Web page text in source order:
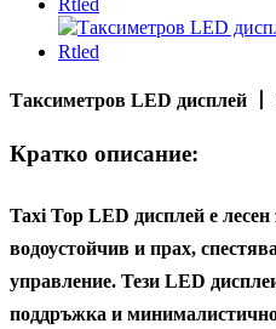
Таксиметров LED дисплей
Кратко описание:
Taxi Top LED дисплей е лесен
водоустойчив и прах,
управление. Тези LED
поддръжка и